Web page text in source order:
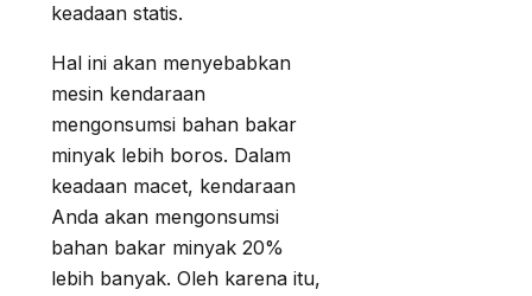
keadaan statis.
Hal ini akan menyebabkan
mesin kendaraan
mengonsumsi bahan bakar
minyak lebih boros. Dalam
keadaan macet, kendaraan
Anda akan mengonsumsi
bahan bakar minyak 20%
lebih banyak. Oleh karena itu,